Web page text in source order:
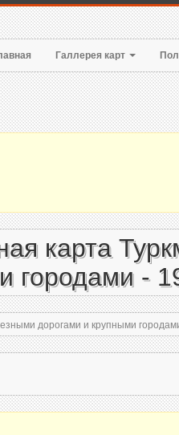
Галлерея карт
карта
городами -
дорогами и крупными